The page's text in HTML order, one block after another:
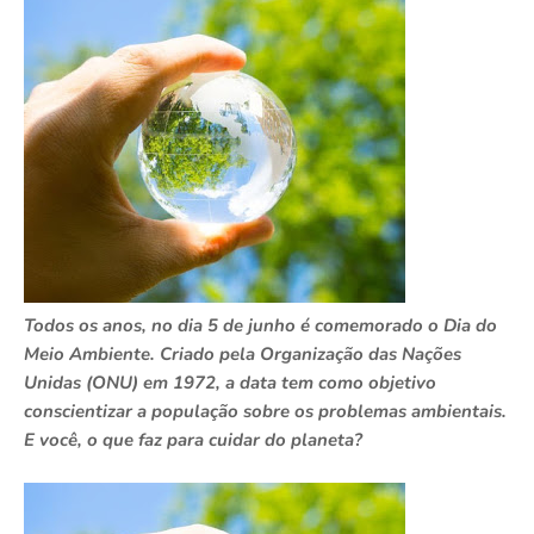
Todos os anos, no dia 5 de junho é comemorado o Dia do
Meio Ambiente. Criado pela Organização das Nações
Unidas (ONU) em 1972, a data tem como objetivo
conscientizar a população sobre os problemas ambientais.
E você, o que faz para cuidar do planeta?